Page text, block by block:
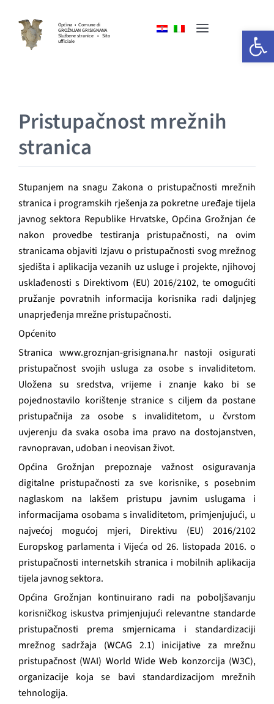
content
Općina • Comune di
GROŽNJAN GRISIGNANA
Službene stranice • Sito
ufficiale
Toggle
Navigation
OPĆINSKA UPRAVA
GOSPODARSTVO
KULTURA I UMJETNOST
SPORT I UDRUGE
GRAĐANI
POVIJEST
MJESTA
KONTAKT
Pristupačnost mrežnih
stranica
Stupanjem na snagu Zakona o pristupačnosti mrežnih
stranica i programskih rješenja za pokretne uređaje tijela
javnog sektora Republike Hrvatske, Općina Grožnjan će
nakon provedbe testiranja pristupačnosti, na ovim
stranicama objaviti Izjavu o pristupačnosti svog mrežnog
sjedišta i aplikacija vezanih uz usluge i projekte, njihovoj
usklađenosti s Direktivom (EU) 2016/2102, te omogućiti
pružanje povratnih informacija korisnika radi daljnjeg
unaprjeđenja mrežne pristupačnosti.
Općenito
Stranica www.groznjan-grisignana.hr nastoji osigurati
pristupačnost svojih usluga za osobe s invaliditetom.
Uložena su sredstva, vrijeme i znanje kako bi se
pojednostavilo korištenje stranice s ciljem da postane
pristupačnija za osobe s invaliditetom, u čvrstom
uvjerenju da svaka osoba ima pravo na dostojanstven,
ravnopravan, udoban i neovisan život.
Općina Grožnjan prepoznaje važnost osiguravanja
digitalne pristupačnosti za sve korisnike, s posebnim
naglaskom na lakšem pristupu javnim uslugama i
informacijama osobama s invaliditetom, primjenjujući, u
najvećoj mogućoj mjeri, Direktivu (EU) 2016/2102
Europskog parlamenta i Vijeća od 26. listopada 2016. o
pristupačnosti internetskih stranica i mobilnih aplikacija
tijela javnog sektora.
Općina Grožnjan kontinuirano radi na poboljšavanju
korisničkog iskustva primjenjujući relevantne standarde
pristupačnosti prema smjernicama i standardizaciji
mrežnog sadržaja (WCAG 2.1) inicijative za mrežnu
pristupačnost (WAI) World Wide Web konzorcija (W3C),
organizacije koja se bavi standardizacijom mrežnih
tehnologija.